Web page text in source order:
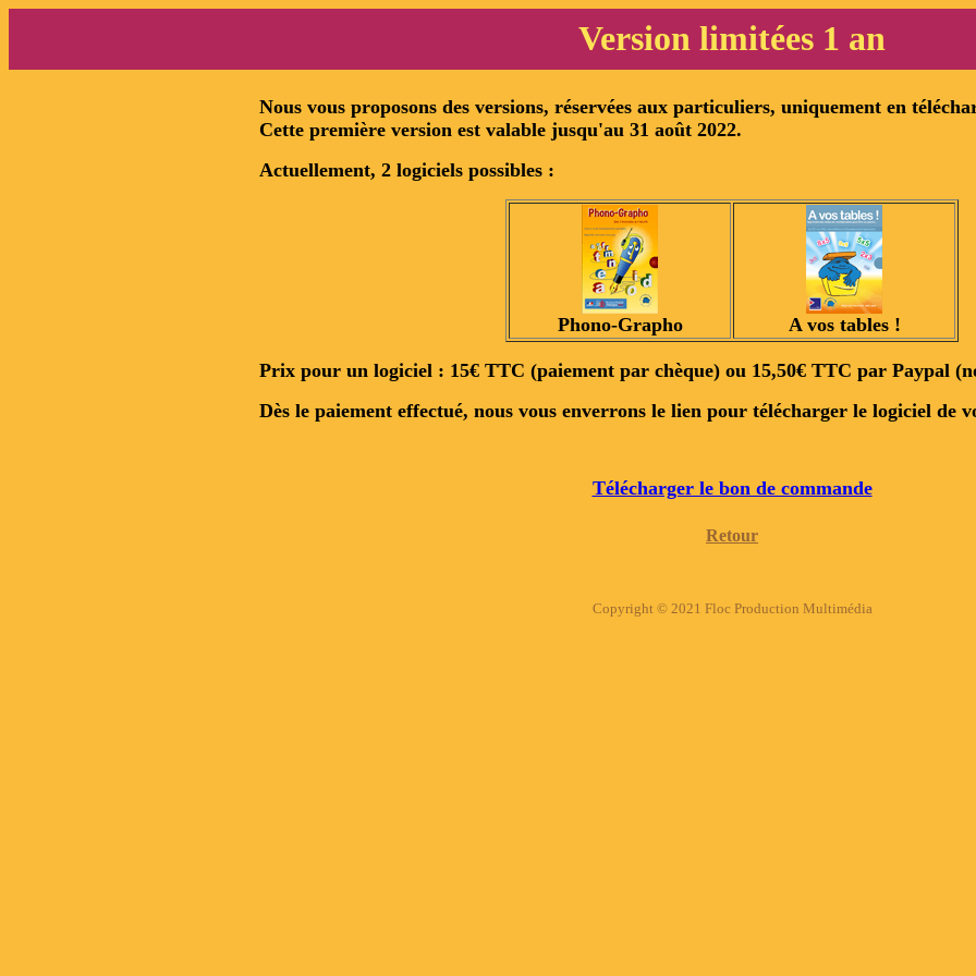
Version limitées 1 an
Nous vous proposons des versions, réservées aux particuliers, uniquement en
Cette première version est valable jusqu'au 31 août 2022.
Actuellement, 2 logiciels possibles :
Phono-Grapho A vos tables !
Prix pour un logiciel : 15€ TTC (paiement par chèque) ou 15,50€ TTC par Paypal
Dès le paiement effectué, nous vous enverrons le lien pour télécharger le logiciel de
Télécharger le bon de commande
Retour
Copyright © 2021 Floc Production Multimédia